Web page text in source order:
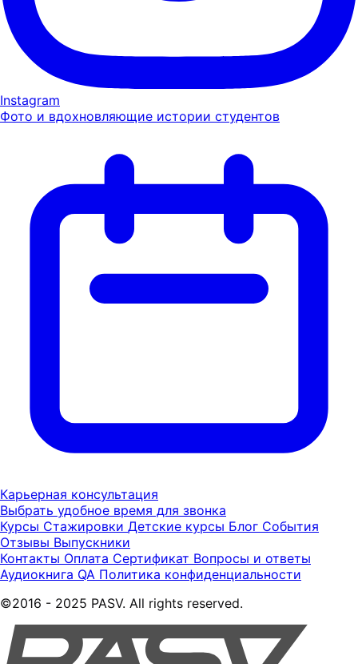
Instagram
Фото и вдохновляющие истории студентов
Карьерная консультация
Выбрать удобное время для звонка
Курсы Стажировки Детские курсы Блог События
Отзывы Выпускники
Контакты Оплата Сертификат Вопросы и ответы
Аудиокнига QA Политика конфиденциальности
©2016 - 2025 PASV. All rights reserved.